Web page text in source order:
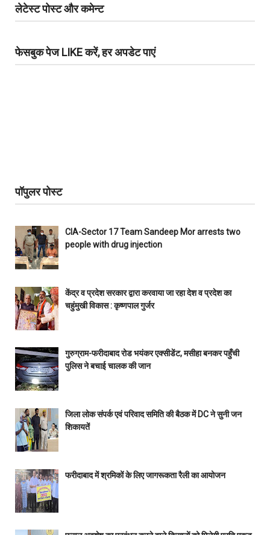
लेटेस्ट पोस्ट और कमेन्ट
फेसबुक पेज LIKE करें, हर अपडेट पाएं
पॉपुलर पोस्ट
CIA-Sector 17 Team Sandeep Mor arrests two
people with drug injection
केंद्र व प्रदेश सरकार द्वारा करवाया जा रहा देश व प्रदेश का
चहुंमुखी विकास : कृष्णपाल गुर्जर
गुरुग्राम-फरीदाबाद रोड भयंकर एक्सीडेंट, मसीहा बनकर पहुँची
पुलिस ने बचाई चालक की जान
जिला लोक संपर्क एवं परिवाद समिति की बैठक में DC ने सुनी जन
शिकायतें
फरीदाबाद में श्रमिकों के लिए जागरूकता रैली का आयोजन